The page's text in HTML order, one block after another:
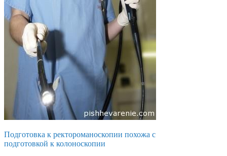
Подготовка к ректороманоскопии похожа с
подготовкой к колоноскопии